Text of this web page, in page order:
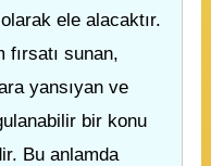
ele alacaktır.
fırsatı sunan,
yansıyan ve
bir konu
Bu anlamda